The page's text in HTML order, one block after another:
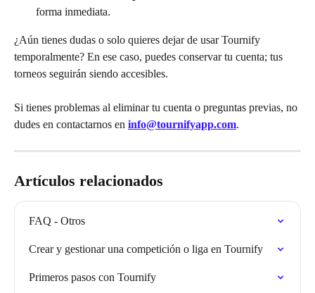
forma inmediata.
¿Aún tienes dudas o solo quieres dejar de usar Tournify
temporalmente? En ese caso, puedes conservar tu cuenta; tus
torneos seguirán siendo accesibles.
Si tienes problemas al eliminar tu cuenta o preguntas previas, no
dudes en contactarnos en info@tournifyapp.com.
Artículos relacionados
FAQ - Otros
Crear y gestionar una competición o liga en Tournify
Primeros pasos con Tournify